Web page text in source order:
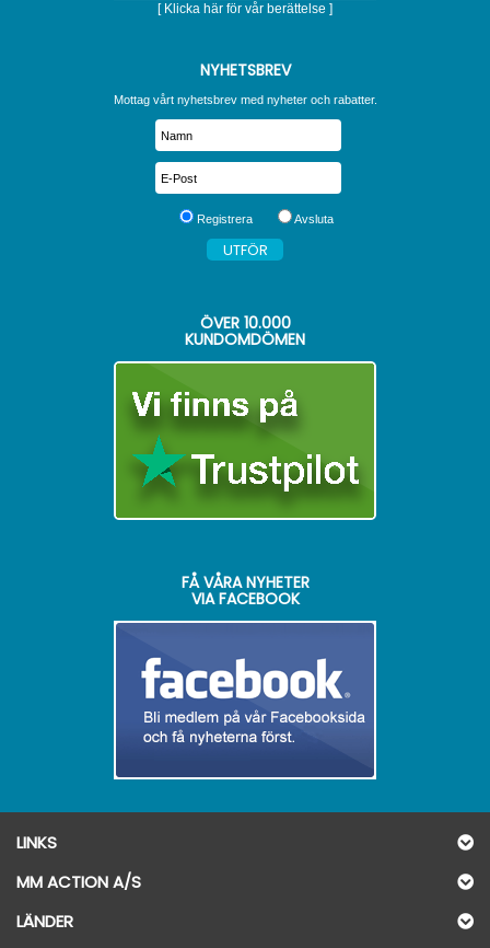
[ Klicka här för vår berättelse ]
NYHETSBREV
Mottag vårt nyhetsbrev med nyheter och rabatter.
Registrera Avsluta
ÖVER 10.000
KUNDOMDÖMEN
FÅ VÅRA NYHETER
VIA FACEBOOK
LINKS
MM ACTION A/S
LÄNDER